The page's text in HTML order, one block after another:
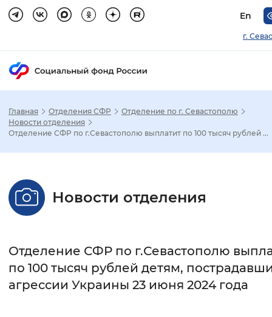
En
г.
Настройка режима отображения
Стандартный Увеличенный
Без засечек
Главная Отделения СФР
Отделение по г. Севастополю
Новости отделения
Отделение СФР по г.Севастополю выплатит по 100 тысяч рублей ...
Новости отделения
Отделение СФР по г.Севастополю
по 100 тысяч рублей детям,
агрессии Украины 23 июня 2024 года